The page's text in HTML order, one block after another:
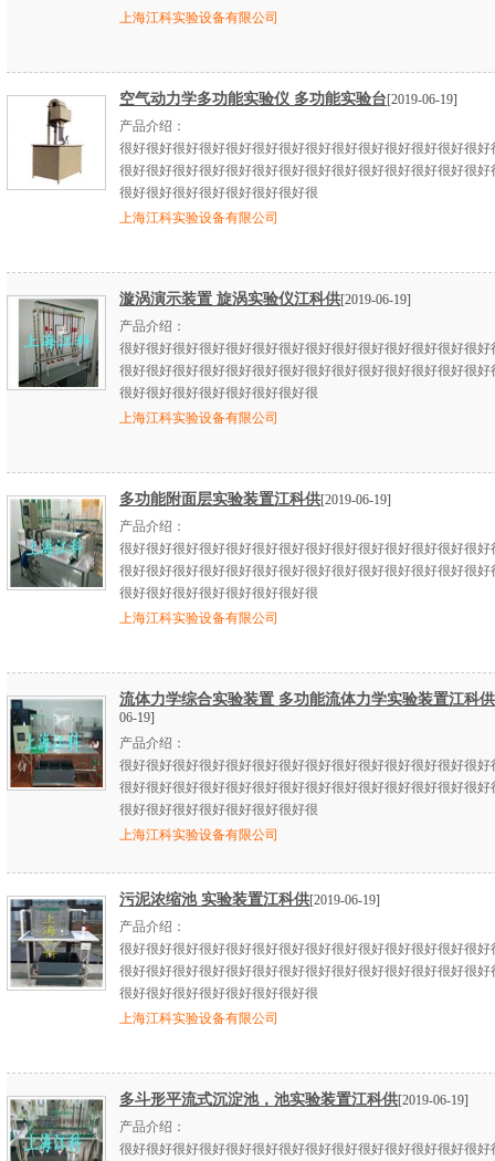
上海江科实验设备有限公司
空气动力学多功能实验仪 多功能实验台 [2019-06-19]
产品介绍：
很好很好很好很好很好很好很好很好很好很好很好很好很好很好
很好很好很好很好很好很好很好很好很好很好很好很好很好很好
很好很好很好很好很好很好很好很
上海江科实验设备有限公司
漩涡演示装置 旋涡实验仪江科供[2019-06-19]
产品介绍：
很好很好很好很好很好很好很好很好很好很好很好很好很好很好
很好很好很好很好很好很好很好很好很好很好很好很好很好很好
很好很好很好很好很好很好很好很
上海江科实验设备有限公司
多功能附面层实验装置江科供[2019-06-19]
产品介绍：
很好很好很好很好很好很好很好很好很好很好很好很好很好很好
很好很好很好很好很好很好很好很好很好很好很好很好很好很好
很好很好很好很好很好很好很好很
上海江科实验设备有限公司
流体力学综合实验装置 多功能流体力学实验装置江科供
06-19]
产品介绍：
很好很好很好很好很好很好很好很好很好很好很好很好很好很好
很好很好很好很好很好很好很好很好很好很好很好很好很好很好
很好很好很好很好很好很好很好很
上海江科实验设备有限公司
污泥浓缩池 实验装置江科供[2019-06-19]
产品介绍：
很好很好很好很好很好很好很好很好很好很好很好很好很好很好
很好很好很好很好很好很好很好很好很好很好很好很好很好很好
很好很好很好很好很好很好很好很
上海江科实验设备有限公司
多斗形平流式沉淀池，池实验装置江科供[2019-06-19]
产品介绍：
很好很好很好很好很好很好很好很好很好很好很好很好很好很好